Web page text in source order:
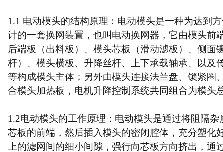
1.1 电动模头的结构原理：电动模头是一种为达到
计的一套换网装置，也叫电动换网器，它由模头前
后端板（出料板）、模头芯板（滑动滤板）、侧面
杆）、模头横板、升降丝杆、上下承载轴承、以及
等构成模头主体；另外由模头连接法兰盘、锁紧圈
合模头加热板，电机升降控制系统共同组合为模头
1.2电动模头的工作原理：电动模头是通过将阻隔
芯板的前端，然后插入模头的密闭腔体，充分塑化
上的滤网间的细小间隙，强行向芯板方向挤出，通